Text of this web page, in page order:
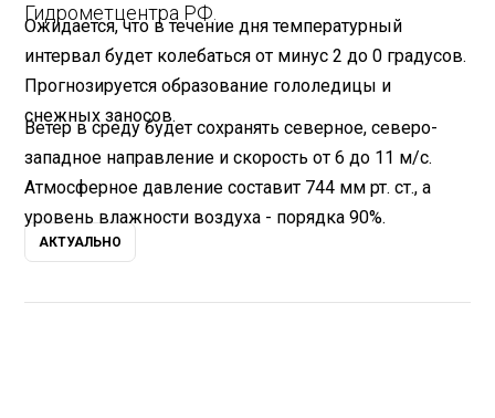
Гидрометцентра РФ.
Ожидается, что в течение дня температурный
интервал будет колебаться от минус 2 до 0 градусов.
Прогнозируется образование гололедицы и
снежных заносов.
Ветер в среду будет сохранять северное, северо-
западное направление и скорость от 6 до 11 м/с.
Атмосферное давление составит 744 мм рт. ст., а
уровень влажности воздуха - порядка 90%.
АКТУАЛЬНО